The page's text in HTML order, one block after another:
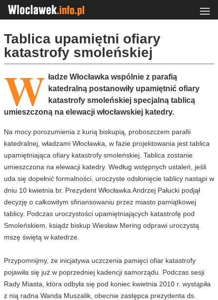
Tablica upamiętni ofiary
katastrofy smoleńskiej
W ładze Włocławka wspólnie z parafią
katedralną postanowiły upamiętnić ofiary
katastrofy smoleńskiej specjalną tablicą
umieszczoną na elewacji włocławskiej katedry.
Na mocy porozumienia z kurią biskupią, proboszczem parafii
katedralnej, władzami Włocławka, w fazie projektowania jest tablica
upamiętniająca ofiary katastrofy smoleńskiej. Tablica zostanie
umieszczona na elewacji katedry. Według wstępnych ustaleń, jeśli
uda się dopełnić formalności, uroczyste odsłonięcie tablicy nastąpi w
dniu 10 kwietnia br. Prezydent Włocławka Andrzej Pałucki podjął
decyzję o całkowitym sfinansowaniu przez miasto pamiątkowej
tablicy. Podczas uroczystości upamiętniających katastrofę pod
Smoleńskiem, ksiądz biskup Wiesław Mering odprawi uroczystą
mszę świętą w katedrze.
Przypomnijmy, że inicjatywa uczczenia pamięci ofiar katastrofy
pojawiła się już w poprzedniej kadencji samorządu. Podczas sesji
Rady Miasta, która odbyła się pod koniec kwietnia 2010 r. wystąpiła
z nią radna Wanda Muszalik, obecnie zastępca prezydenta ds.